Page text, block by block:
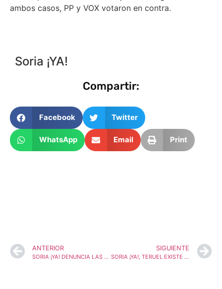
ambos casos, PP y VOX votaron en contra.
Soria ¡YA!
Compartir:
Facebook Twitter
WhatsApp Email Print
ANTERIOR
SORIA ¡YA! DENUNCIA LAS MENTIRAS DEL PSOE PARA JUSTIFICAR SU ACUERDO DE GOBIERNO CON ERC
SIGUIENTE
SORIA ¡YA!, TERUEL EXISTE Y CUENCA AHORA ACUDEN A MADRID A DENUNCIAR QUE SE COMPAREN SUS AYUDAS AL FUNCIONAMIENTO CON LA FINANCIACIÓN QUE SE NEGOCIA PARA CATALUÑA